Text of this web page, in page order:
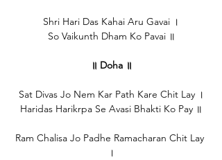
Shri Hari Das Kahai Aru Gavai ।
So Vaikunth Dham Ko Pavai ॥
॥ Doha ॥
Sat Divas Jo Nem Kar Path Kare Chit Lay ।
Haridas Harikrpa Se Avasi Bhakti Ko Pay ॥
Ram Chalisa Jo Padhe Ramacharan Chit Lay
।